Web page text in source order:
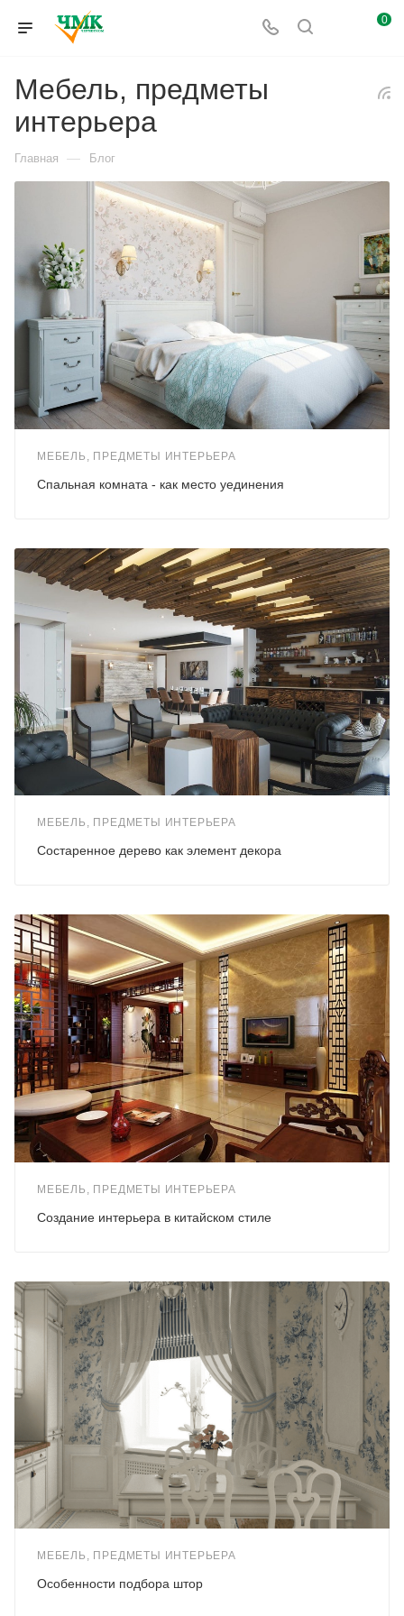
0
Мебель, предметы
интерьера
Главная — Блог
МЕБЕЛЬ, ПРЕДМЕТЫ ИНТЕРЬЕРА
Спальная комната - как место уединения
МЕБЕЛЬ, ПРЕДМЕТЫ ИНТЕРЬЕРА
Состаренное дерево как элемент декора
МЕБЕЛЬ, ПРЕДМЕТЫ ИНТЕРЬЕРА
Создание интерьера в китайском стиле
МЕБЕЛЬ, ПРЕДМЕТЫ ИНТЕРЬЕРА
Особенности подбора штор